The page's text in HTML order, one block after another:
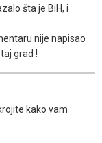
šta je BiH, i
nije napisao
grad !
kako vam